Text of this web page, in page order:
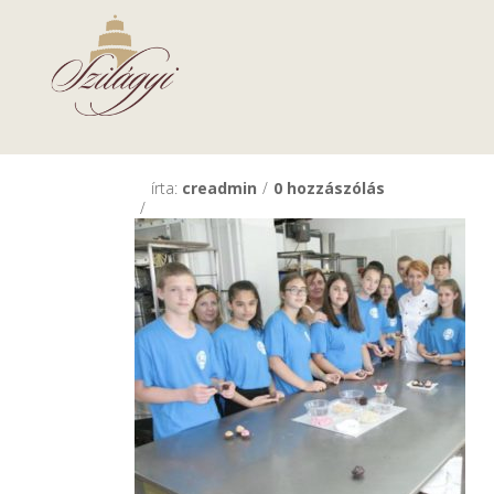
2017-08-25
LEGYÉL
írta: creadmin 0 hozzászólás